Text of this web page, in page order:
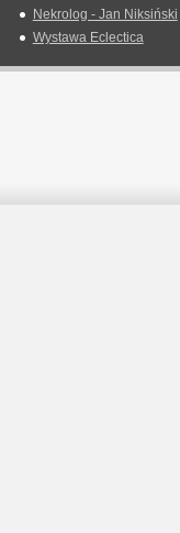
Nekrolog - Jan Niksiński
Wystawa Eclectica